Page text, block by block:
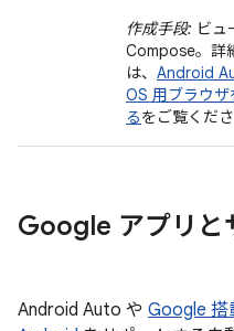
作成手段: ビュ
Compose。詳
は、 Android
OS 用ブラウザ
るをご覧くださ
Google アプリと
Android Auto や Google 搭